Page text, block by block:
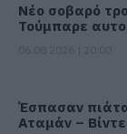
Νέο σοβαρό
Τούμπαρε
Έσπασαν
Αταμάν –